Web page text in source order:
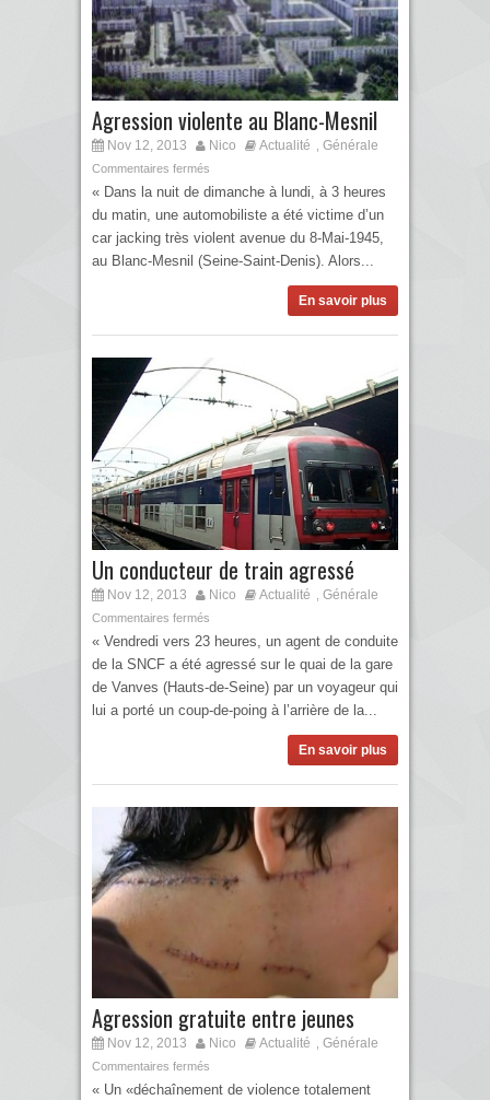
Agression violente au Blanc-Mesnil
Nov 12, 2013 Nico Actualité Générale
Commentaires fermés
« Dans la nuit de dimanche à lundi, à 3 heures
du matin, une automobiliste a été victime d’un
car jacking très violent avenue du 8-Mai-1945,
au Blanc-Mesnil (Seine-Saint-Denis). Alors...
En savoir plus
Un conducteur de train agressé
Nov 12, 2013 Nico Actualité Générale
Commentaires fermés
« Vendredi vers 23 heures, un agent de conduite
de la SNCF a été agressé sur le quai de la gare
de Vanves (Hauts-de-Seine) par un voyageur qui
lui a porté un coup-de-poing à l’arrière de la...
En savoir plus
Agression gratuite entre jeunes
Nov 12, 2013 Nico Actualité Générale
Commentaires fermés
« Un «déchaînement de violence totalement